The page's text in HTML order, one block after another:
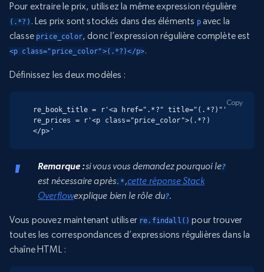
Pour extraire le prix, utilisez la même expression régulière
(.*?) . Les prix sont stockés dans des éléments pavec la
classe price_color, donc l’expression régulière complète est
<p class="price_color">(.*?)</p>.
Définissez les deux modèles :
re_book_title = r'<a href=".*?" title="(.*?)"'
re_prices = r'<p class="price_color">(.*?)
</p>'
Copy
Remarque :si vous vous demandez pourquoi le?
est nécessaire après.* ,cette réponse Stack
Overflowexplique bien le rôle du?.
Vous pouvez maintenant utiliser re.findall() pour trouver
toutes les correspondances d’expressions régulières dans la
chaîne HTML :